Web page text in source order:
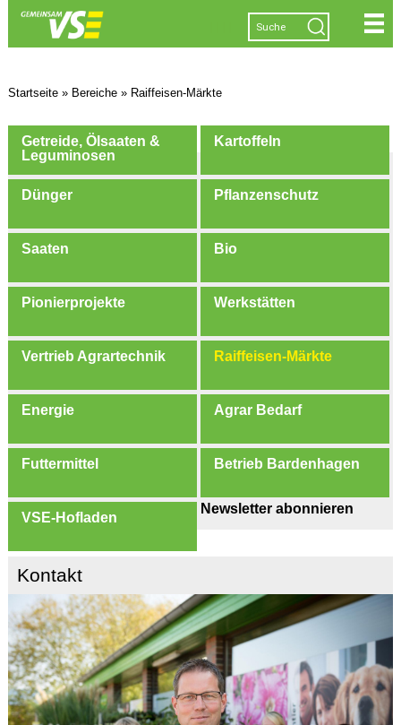
Startseite» Bereiche» Raiffeisen-Märkte
Getreide, Ölsaaten &
Leguminosen
Kartoffeln
Dünger Pflanzenschutz
Saaten Bio
Pionierprojekte Werkstätten
Vertrieb Agrartechnik Raiffeisen-Märkte
Energie Agrar Bedarf
Futtermittel Betrieb Bardenhagen
VSE-Hofladen
Newsletter abonnieren
Kontakt